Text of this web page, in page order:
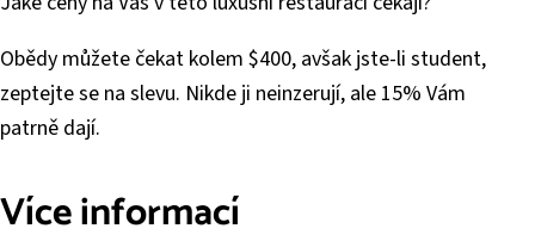
Obědy můžete čekat kolem $400, avšak jste-li student,
zeptejte se na slevu. Nikde ji neinzerují, ale 15% Vám
patrně dají.
Více informací